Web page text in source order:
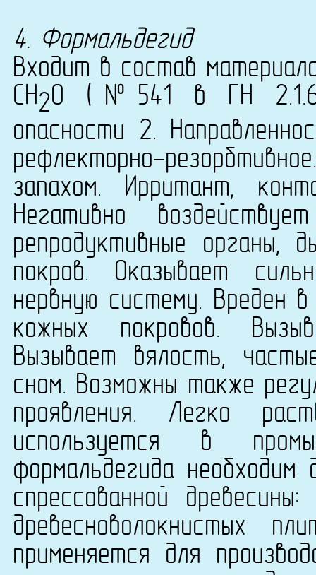
4. Формальдегид
Входит в состав
CH2O (№541 в ГН
опасности 2.
рефлекторно-
запахом. Ирритант,
Негативно
репродуктивные органы,
покров. Оказывает
нервную систему. Вреден
кожных покровов.
Вызывает вялость,
сном. Возможны также
проявления. Легко
используется в
формальдегида
спрессованной
применяется для